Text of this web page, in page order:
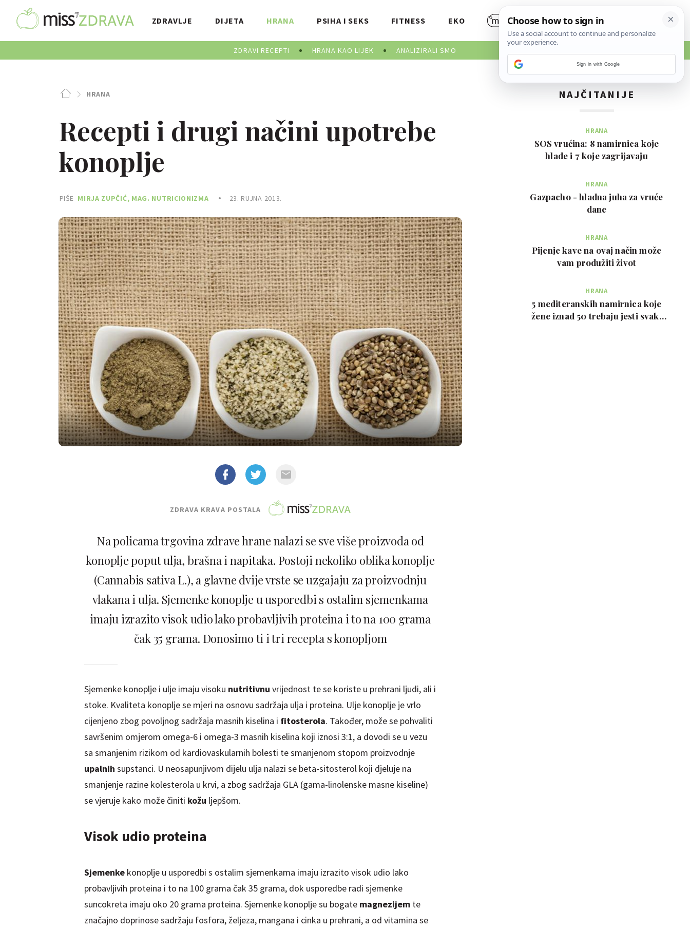
ZDRAVLJE DIJETA HRANA
ZDRAVI RECEPTI HRANA KAO LIJEK ANALIZIRALI SMO
PSIHA I SEKS FITNESS EKO
HRANA
Recepti i drugi načini upotrebe
konoplje
PIŠE MIRJA ZUPČIĆ, MAG. NUTRICIONIZMA 23. RUJNA 2013.
ZDRAVA KRAVA POSTALA
Na policama trgovina zdrave hrane nalazi se sve više proizvoda od
konoplje poput ulja, brašna i napitaka. Postoji nekoliko oblika konoplje
(Cannabis sativa L.), a glavne dvije vrste se uzgajaju za proizvodnju
vlakana i ulja. Sjemenke konoplje u usporedbi s ostalim sjemenkama
imaju izrazito visok udio lako probavljivih proteina i to na 100 grama
čak 35 grama. Donosimo ti i tri recepta s konopljom
Sjemenke konoplje i ulje imaju visoku nutritivnu vrijednost te se koriste u prehrani ljudi, ali i
stoke. Kvaliteta konoplje se mjeri na osnovu sadržaja ulja i proteina. Ulje konoplje je vrlo
cijenjeno zbog povoljnog sadržaja masnih kiselina i fitosterola. Također, može se pohvaliti
savršenim omjerom omega-6 i omega-3 masnih kiselina koji iznosi 3:1, a dovodi se u vezu
sa smanjenim rizikom od kardiovaskularnih bolesti te smanjenom stopom proizvodnje
upalnih supstanci. U neosapunjivom dijelu ulja nalazi se beta-sitosterol koji djeluje na
smanjenje razine kolesterola u krvi, a zbog sadržaja GLA (gama-linolenske masne kiseline)
se vjeruje kako može činiti kožu ljepšom.
Visok udio proteina
Sjemenke konoplje u usporedbi s ostalim sjemenkama imaju izrazito visok udio lako
probavljivih proteina i to na 100 grama čak 35 grama, dok usporedbe radi sjemenke
suncokreta imaju oko 20 grama proteina. Sjemenke konoplje su bogate magnezijem te
značajno doprinose sadržaju fosfora, željeza, mangana i cinka u prehrani, a od vitamina se
NAJČITANIJE
HRANA
SOS vrućina: 8 namirnica koje
hlade i 7 koje zagrijavaju
HRANA
Gazpacho - hladna juha za vruće
dane
HRANA
Pijenje kave na ovaj način može
vam produžiti život
HRANA
5 mediteranskih namirnica koje
žene iznad 50 trebaju jesti svaki
Sign in with Google